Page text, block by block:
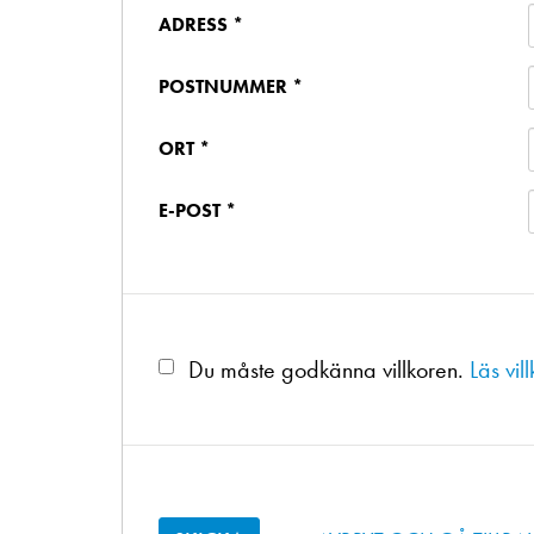
ADRESS *
POSTNUMMER *
ORT *
E-POST *
Du måste godkänna villkoren. Läs